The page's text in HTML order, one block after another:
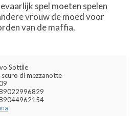
spel moeten spelen
vrouw de moed voor
van de maffia.
Sottile
scuro di mezzanotte